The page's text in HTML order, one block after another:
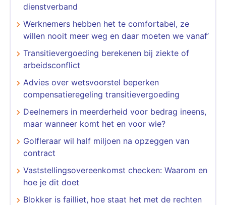
dienstverband
Werknemers hebben het te comfortabel, ze
willen nooit meer weg en daar moeten we vanaf’
Transitievergoeding berekenen bij ziekte of
arbeidsconflict
Advies over wetsvoorstel beperken
compensatieregeling transitievergoeding
Deelnemers in meerderheid voor bedrag ineens,
maar wanneer komt het en voor wie?
Golfleraar wil half miljoen na opzeggen van
contract
Vaststellingsovereenkomst checken: Waarom en
hoe je dit doet
Blokker is failliet, hoe staat het met de rechten